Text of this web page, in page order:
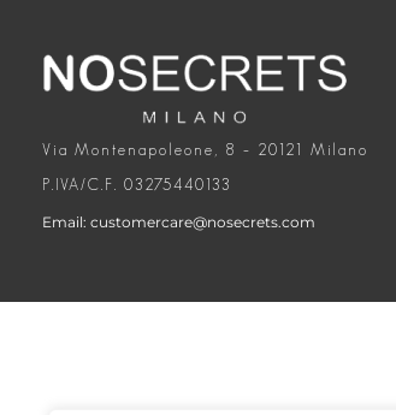
Via Montenapoleone, 8 – 20121 Milano
P.IVA/C.F. 03275440133
Email: customercare@nosecrets.com